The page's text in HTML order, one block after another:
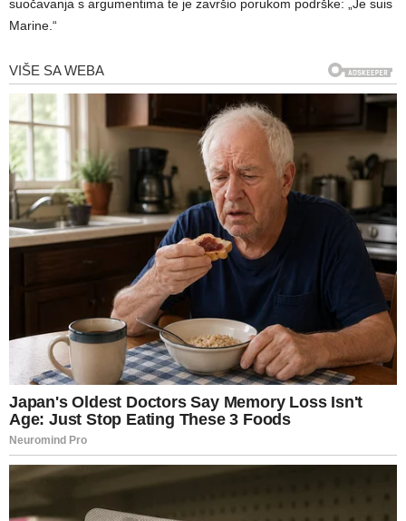
suočavanja s argumentima te je završio porukom podrške: „Je suis
Marine.“